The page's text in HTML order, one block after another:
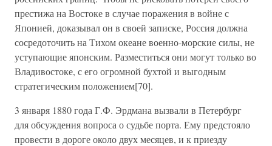
престижа на Востоке в случае поражения в войне с
Японией, доказывал он в своей записке, Россия должна
сосредоточить на Тихом океане военно-морские силы, не
уступающие японским. Разместиться они могут только во
Владивостоке, с его огромной бухтой и выгодным
стратегическим положением[70].
3 января 1880 года Г.Ф. Эрдмана вызвали в Петербург
для обсуждения вопроса о судьбе порта. Ему предстояло
провести в дороге около двух месяцев, и к приезду